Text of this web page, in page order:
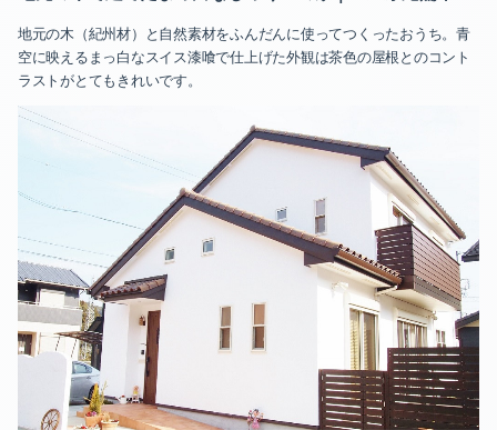
地元の木（紀州材）と自然素材をふんだんに使ってつくったおうち。青
空に映えるまっ白なスイス漆喰で仕上げた外観は茶色の屋根とのコント
ラストがとてもきれいです。